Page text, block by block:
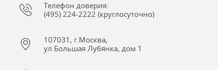
Телефон доверия:
(495) 224-2222 (круглосуточно)
107031, г.Москва,
ул.Большая Лубянка, дом 1